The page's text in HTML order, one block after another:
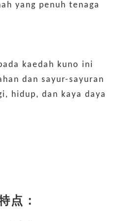
yang penuh tenaga
kaedah kuno ini
dan sayur-sayuran
hidup, dan kaya daya
点：